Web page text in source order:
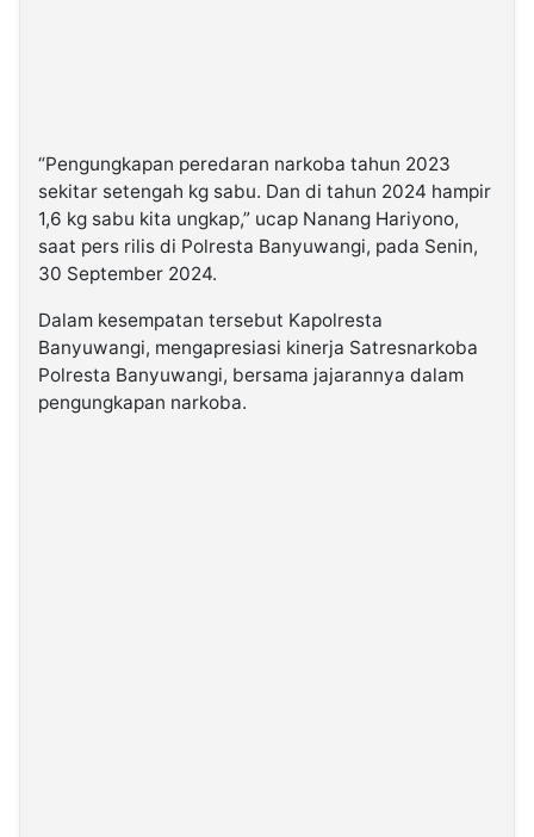
“Pengungkapan peredaran narkoba tahun 2023
sekitar setengah kg sabu. Dan di tahun 2024 hampir
1,6 kg sabu kita ungkap,” ucap Nanang Hariyono,
saat pers rilis di Polresta Banyuwangi, pada Senin,
30 September 2024.
Dalam kesempatan tersebut Kapolresta
Banyuwangi, mengapresiasi kinerja Satresnarkoba
Polresta Banyuwangi, bersama jajarannya dalam
pengungkapan narkoba.